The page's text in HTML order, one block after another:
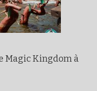
Magic Kingdom à